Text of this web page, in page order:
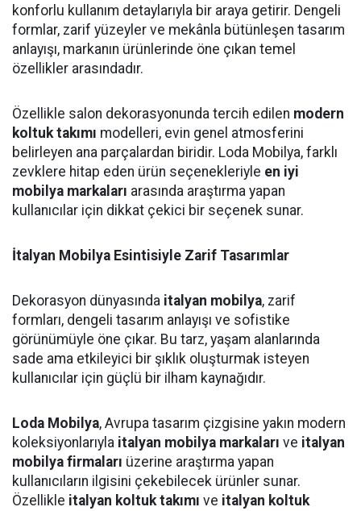
konforlu kullanım detaylarıyla bir araya getirir. Dengeli
formlar, zarif yüzeyler ve mekânla bütünleşen tasarım
anlayışı, markanın ürünlerinde öne çıkan temel
özellikler arasındadır.
Özellikle salon dekorasyonunda tercih edilen modern
koltuk takımı modelleri, evin genel atmosferini
belirleyen ana parçalardan biridir. Loda Mobilya, farklı
zevklere hitap eden ürün seçenekleriyle en iyi
mobilya markaları arasında araştırma yapan
kullanıcılar için dikkat çekici bir seçenek sunar.
İtalyan Mobilya Esintisiyle Zarif Tasarımlar
Dekorasyon dünyasında italyan mobilya, zarif
formları, dengeli tasarım anlayışı ve sofistike
görünümüyle öne çıkar. Bu tarz, yaşam alanlarında
sade ama etkileyici bir şıklık oluşturmak isteyen
kullanıcılar için güçlü bir ilham kaynağıdır.
Loda Mobilya, Avrupa tasarım çizgisine yakın modern
koleksiyonlarıyla italyan mobilya markaları ve italyan
mobilya firmaları üzerine araştırma yapan
kullanıcıların ilgisini çekebilecek ürünler sunar.
Özellikle italyan koltuk takımı ve italyan koltuk